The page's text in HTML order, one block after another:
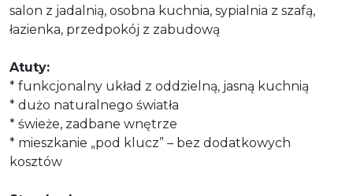
salon z jadalnią, osobna kuchnia, sypialnia z szafą,
łazienka, przedpokój z zabudową
Atuty:
* funkcjonalny układ z oddzielną, jasną kuchnią
* dużo naturalnego światła
* świeże, zadbane wnętrze
* mieszkanie „pod klucz” – bez dodatkowych
kosztów